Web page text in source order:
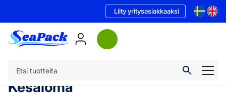
Liity yritysasiakkaaksi
Kesäloma